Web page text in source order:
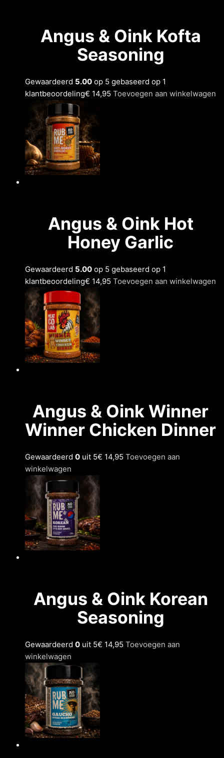
Angus & Oink Kofta
Seasoning
Gewaardeerd 5.00 op 5 gebaseerd op 1
klantbeoordeling€ 14,95 Toevoegen aan winkelwagen
Angus & Oink Hot
Honey Garlic
Gewaardeerd 5.00 op 5 gebaseerd op 1
klantbeoordeling€ 14,95 Toevoegen aan winkelwagen
Angus & Oink Winner
Winner Chicken Dinner
Gewaardeerd 0 uit 5€ 14,95 Toevoegen aan
winkelwagen
Angus & Oink Korean
Seasoning
Gewaardeerd 0 uit 5€ 14,95 Toevoegen aan
winkelwagen